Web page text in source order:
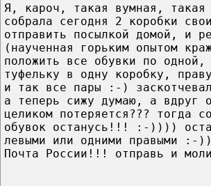
Я, кароч, такая вумная,
собрала сегодня 2 коробки
отправить посылкой домой, и
(наученная горьким опытом
положить все обувки по
туфельку в одну коробку,
и так все пары :-)
а теперь сижу думаю, а вдруг
целиком потеряется??? тогда
обувок останусь!!! :-))))
левыми или одними правыми :-
Почта России!!! отправь и